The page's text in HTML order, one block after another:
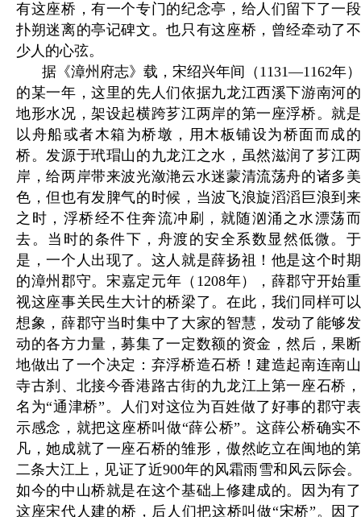
有这座桥，有一个专门的纪念亭，给人们留下了一段
扑朔迷离的亭记碑文。也只有这座桥，曾经牵动了不
少人的心弦。
据《漳州府志》载，宋绍兴年间（1131—1162年）
的某一年，这里的先人们依据九龙江西溪下游南河的
地形水况，架设起横跨芗江两岸的第一座浮桥。就是
以舟船或者木箱为桥墩，用木板铺设为桥面而成的
桥。发源于玳瑁山的九龙江之水，虽然滋润了芗江两
岸，给两岸带来波光潋滟云水迷蒙清流荡舟的诸多美
色，但也有发脾气的时候，当波飞浪旋滔滔巨浪到来
之时，浮桥经不住奔流冲刷，就随汹涌之水漂荡而
去。当时的条件下，舟渡的安全系数显然低微。于
是，一个人出现了。这人就是薛扬祖！他是这个时期
的漳州郡守。宋嘉定元年（1208年），薛郡守开始重
视这座事关民生大计的桥梁了。在此，我们同样可以
想象，薛郡守当时集中了大家的智慧，发动了能够发
动的各方力量，募集了一定数额的资金，然后，果断
地做出了一个决定：弃浮桥造石桥！建造起南连南山
寺古刹、北接今香港路古街的九龙江上第一座石桥，
名为“通津桥”。人们对这位为百姓做了好事的郡守表
示感念，就把这座桥叫做“薛公桥”。这薛公桥确实不
凡，她成就了一座石桥的雏形，傲然屹立在闽地的第
二条大江上，见证了近900年的风霜雨雪和风云际会。
如今的中山桥就是在这个基础上修建成的。因为有了
这座宋代人建的桥，后人们把这桥叫做“宋桥”。因了